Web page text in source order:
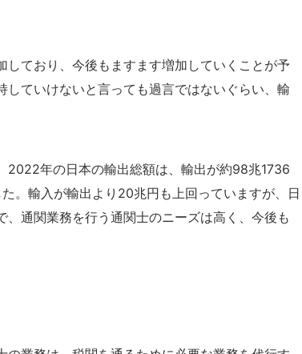
ており、今後もますます増加していくことが予
ていけないと言っても過言ではないぐらい、輸
2022年の日本の輸出総額は、輸出が約98兆1736
。輸入が輸出より20兆円も上回っていますが、日
通関業務を行う通関士のニーズは高く、今後も